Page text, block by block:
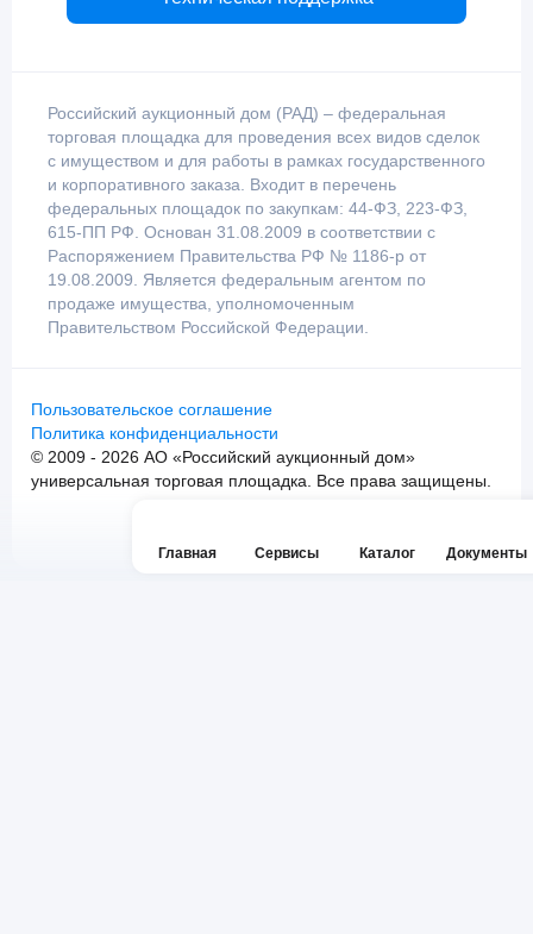
Главная Сервисы Каталог Документы
Российский аукционный дом (РАД) – федеральная
торговая площадка для проведения всех видов сделок
с имуществом и для работы в рамках государственного
и корпоративного заказа. Входит в перечень
федеральных площадок по закупкам: 44-ФЗ, 223-ФЗ,
615-ПП РФ. Основан 31.08.2009 в соответствии с
Распоряжением Правительства РФ № 1186-р от
19.08.2009. Является федеральным агентом по
продаже имущества, уполномоченным
Правительством Российской Федерации.
Пользовательское соглашение
Политика конфиденциальности
© 2009 - 2026 АО «Российский аукционный дом»
универсальная торговая площадка. Все права защищены.